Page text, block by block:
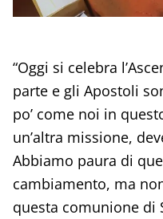
“Oggi si celebra
parte e gli Apostoli
po’ come noi in
un’altra missione,
Abbiamo paura di
cambiamento, ma
questa comunione di